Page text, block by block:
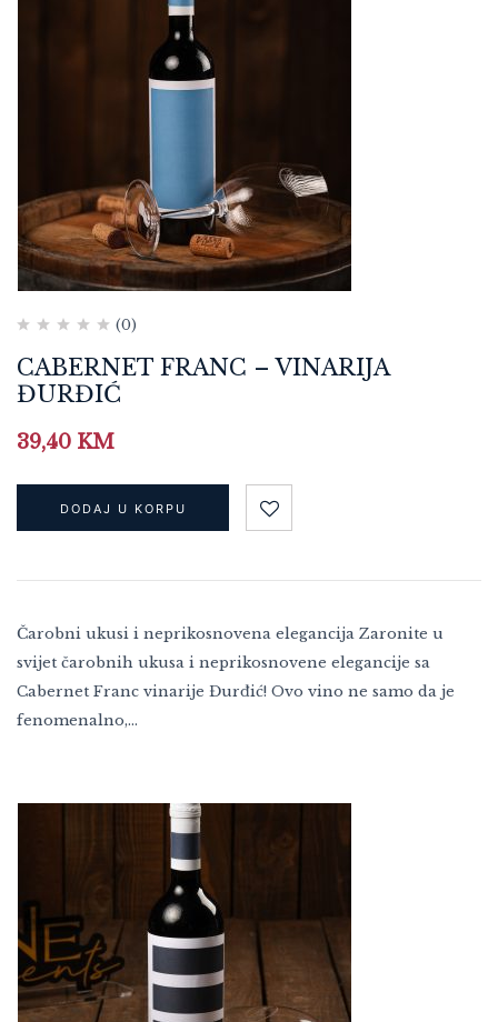
(0)
CABERNET FRANC – VINARIJA
ĐURĐIĆ
39,40 KM
DODAJ U KORPU
Čarobni ukusi i neprikosnovena elegancija Zaronite u
svijet čarobnih ukusa i neprikosnovene elegancije sa
Cabernet Franc vinarije Đurđić! Ovo vino ne samo da je
fenomenalno,…